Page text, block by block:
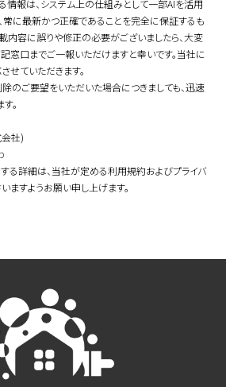
情報は、システム上の仕組みとして一部AIを活用
常に最新かつ正確であることを完全に保証するも
内容に誤りや修正の必要がございましたら、大変
窓口までご一報いただけますと幸いです。当社に
せていただきます。
のご要望をいただいた場合につきましても、迅速
。
社)
る詳細は、当社が定める利用規約およびプライバ
ますようお願い申し上げます。